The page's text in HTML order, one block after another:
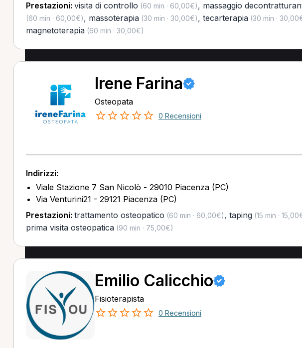
Prestazioni: visita di controllo (60 min · 60,00€), massaggio
(60 min · 60,00€), massoterapia(30 min · 30,00€), tecarterapia(30 min ·
magnetoterapia(60 min · 30,00€)
Irene Farina
Osteopata
0 Recensioni
Indirizzi:
Viale Stazione 7 San Nicolò - 29010 Piacenza (PC)
Via Venturini21 - 29121 Piacenza (PC)
Prestazioni: trattamento osteopatico (60 min · 60,00€), taping(15 min ·
prima visita osteopatica(90 min · 75,00€)
Emilio Calicchio
Fisioterapista
0 Recensioni